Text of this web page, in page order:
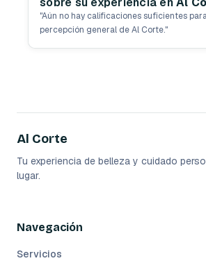
"Aún no hay calificaciones suficientes
percepción general de Al Corte."
Al Corte
Tu experiencia de belleza y cuidado
lugar.
Navegación
Servicios